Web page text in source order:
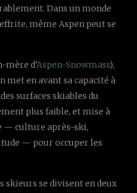
Dans un monde
même Aspen peut se
mère d’Aspen-Snowmass),
met en avant sa capacité à
surfaces skiables du
plus faible, et mise à
— culture après-ski,
— pour occuper les
skieurs se divisent en deux